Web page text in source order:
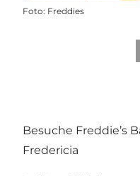
Foto: Freddies
Besuche Freddie’s
Fredericia